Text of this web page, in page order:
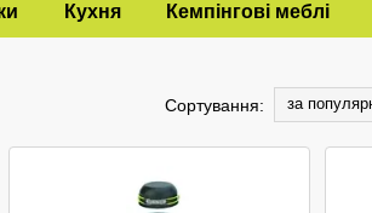
Кухня Кемпінгові меблі
Сортування: за